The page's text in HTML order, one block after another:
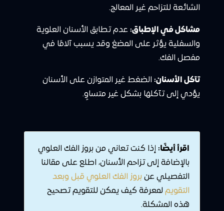
الشائعة للتزاحم غير المعالج.
مشاكل في الإطباق: عدم تطابق الأسنان العلوية
والسفلية يؤثر على المضغ وقد يسبب آلامًا في
مفصل الفك.
تآكل الأسنان: الضغط غير المتوازن على الأسنان
يؤدي إلى تآكلها بشكل غير متساوٍ.
اقرأ أيضًا: إذا كنت تعاني من بروز الفك العلوي
بالإضافة إلى تزاحم الأسنان، اطلع على مقالنا
التفصيلي عن بروز الفك العلوي قبل وبعد
التقويم لمعرفة كيف يمكن للتقويم تصحيح
هذه المشكلة.